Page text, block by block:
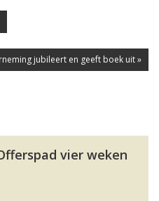
jubileert en geeft boek uit »
vier weken